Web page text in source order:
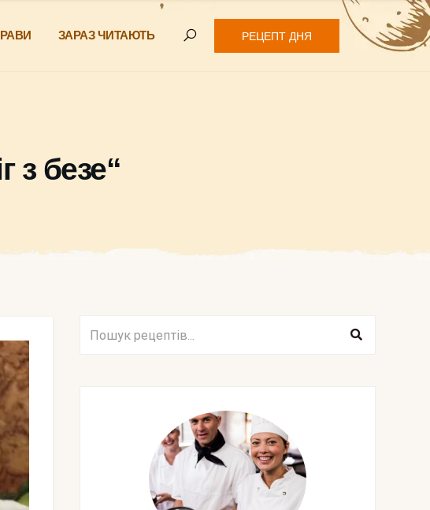
ЗАРАЗ ЧИТАЮТЬ РЕЦЕПТ ДНЯ
з безе“